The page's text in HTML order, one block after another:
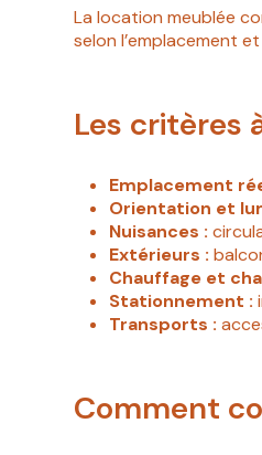
La location meublée
selon l’emplacement
Les critères
Emplacement
Orientation et
Nuisances :
Extérieurs :
Chauffage et
Stationnement :
Transports :
Comment